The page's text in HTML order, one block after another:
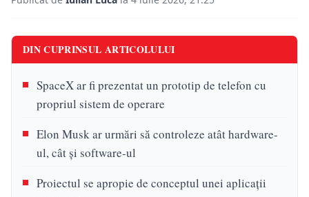
DIN CUPRINSUL ARTICOLULUI
SpaceX ar fi prezentat un prototip de telefon cu
propriul sistem de operare
Elon Musk ar urmări să controleze atât hardware-
ul, cât și software-ul
Proiectul se apropie de conceptul unei aplicații